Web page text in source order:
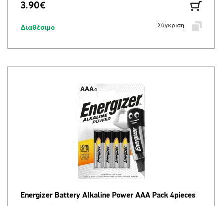
3.90€
Διαθέσιμο Σύγκριση
Energizer Battery Alkaline Power AAA Pack 4pieces